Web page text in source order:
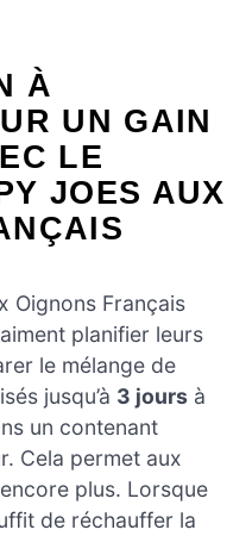
À
UN GAIN
LE
JOES AUX
Oignons Français
planifier leurs
le mélange de
jusqu’à 3 jours à
un contenant
Cela permet aux
plus. Lorsque
de réchauffer la